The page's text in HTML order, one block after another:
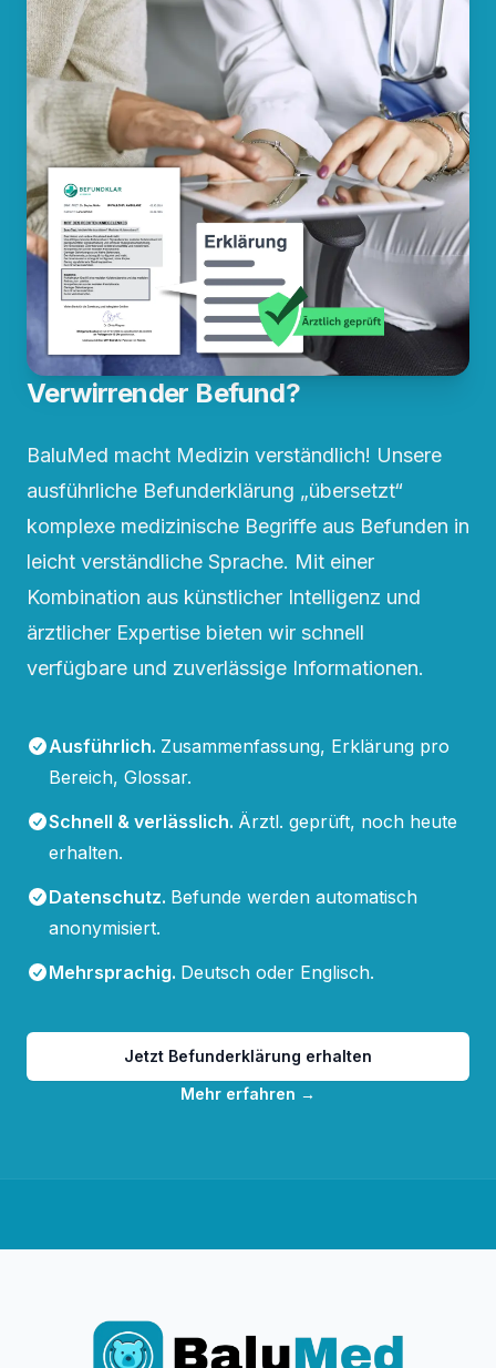
Verwirrender Befund?
BaluMed macht Medizin verständlich! Unsere
ausführliche Befunderklärung „übersetzt“
komplexe medizinische Begriffe aus Befunden in
leicht verständliche Sprache. Mit einer
Kombination aus künstlicher Intelligenz und
ärztlicher Expertise bieten wir schnell
verfügbare und zuverlässige Informationen.
Ausführlich. Zusammenfassung, Erklärung pro
Bereich, Glossar.
Schnell & verlässlich. Ärztl. geprüft, noch heute
erhalten.
Datenschutz. Befunde werden automatisch
anonymisiert.
Mehrsprachig. Deutsch oder Englisch.
Jetzt Befunderklärung erhalten
Mehr erfahren →